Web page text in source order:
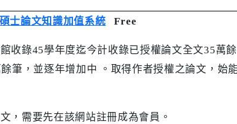
士論文知識加值系統 Free
收錄45學年度迄今計收錄已授權論文全文35萬
餘筆，並逐年增加中 。取得作者授權之論文，始
，需要先在該網站註冊成為會員。